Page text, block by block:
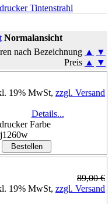
Tintenstrahl
Normalansicht
nach Bezeichnung ▲
▼
Preis ▲ ▼
19% MwSt, zzgl. Versand
Details...
Farbe
89,00 €
19% MwSt, zzgl. Versand